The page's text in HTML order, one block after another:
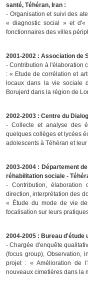
santé, Téhéran, Iran :
- Organisation et suivi des
« diagnostic social » et d'«
fonctionnaires des villes
2001-2002 : Association de
- Contribution à l'élaboration
: « Etude de corrélation et
locaux dans la vie sociale
Borujerd dans la région de
2002-2003 : Centre du
- Collecte et analyse des
quelques collèges et lycées
adolescents à Téhéran et
2003-2004 : Département
réhabilitation sociale -
- Contribution, élaboration
direction, interprétation des
« Étude du mode de vie
focalisation sur leurs
2004-2005 : Bureau d'étude
- Chargée d'enquête
(focus group), Observation,
projet : « Amélioration de
nouveaux cimetières dans la